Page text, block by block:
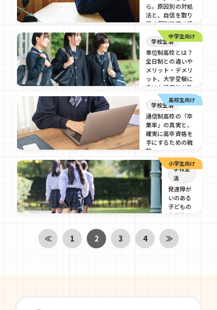
2026/02/4
ら。原因別の対処
法と、自信を取り
戻す個別指導の活
用術
2026/01/22
中学生向け
学校生活
単位制高校とは？
全日制との違いや
メリット・デメリ
ット、大学受験に
向けた活用法を教
育のプロが徹底解
説
2026/01/22
高校生向け
学校生活
通信制高校の「卒
業率」の真実と、
確実に高卒資格を
手にするための戦
略
2026/01/22
小学生向け
学校生
活
発達障が
いのある
子どもの
中学校は
る？５つ
の選択肢
と親がで
≪ 1 2 3 4 ≫